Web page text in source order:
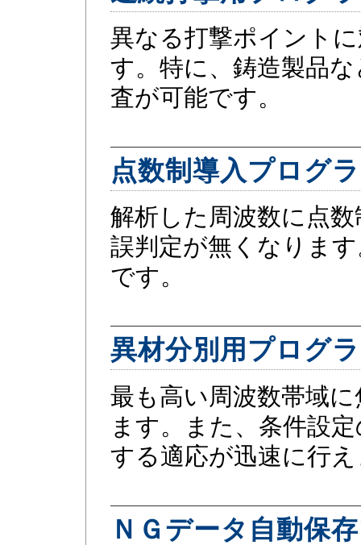
異なる打撃ポイント
す。特に、鋳造製品
査が可能です。
点数制導入プログ
解析した周波数に点
誤判定が無くなりま
です。
異材分別用プログ
最も高い周波数帯域
ます。また、条件設
する適応が迅速に行
ＮＧデータ自動保